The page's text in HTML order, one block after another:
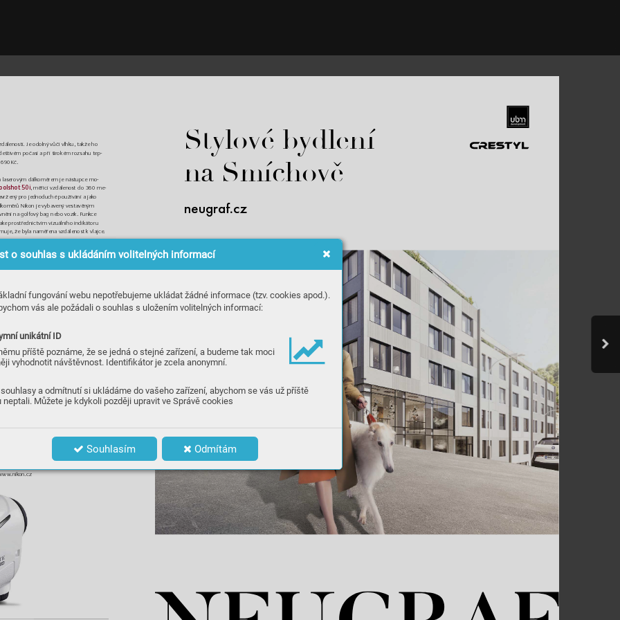
o souhlas s ukládáním volitelných informací
fungování webu nepotřebujeme ukládat žádné informace (tzv. cookies apod.).
vás ale požádali o souhlas s uložením volitelných informací:
unikátní ID
příště poznáme, že se jedná o stejné zařízení, a budeme tak moci
vyhodnotit návštěvnost. Identifikátor je zcela anonymní.
a odmítnutí si ukládáme do vašeho zařízení, abychom se vás už příště
neptali. Můžete je kdykoli později upravit ve Správě cookies
Souhlasím Odmítám
ti. Je odolný vůči vlhku, takže ho
ivém počasí a při širokém rozsahu tep-
690 Kč.
laserovým dálkoměr em je nástupce mo-
hot 50i, měřící vzdálenost do 360 me-
žený pro jednoduch é používání a jako
měrů Nikon je vybavený vestavěným
na golfový bag nebo vozík. Funkce
ake prostřednictvím vizuálního indikátoru
e, že byla naměřena vzdáleno st k vlajce.
osti. I tento přis
imatických
.nikon.cz
Stylové bydlení
 
neugraf.cz